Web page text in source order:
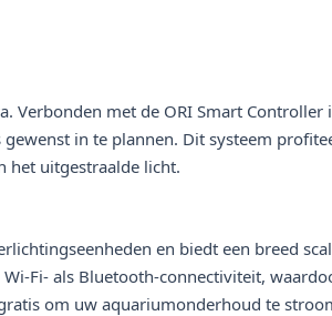
Verbonden met de ORI Smart
in te plannen. Dit systeem
het uitgestraalde licht.
en biedt een breed
Fi- als Bluetooth-connectiviteit,
om uw aquariumonderhoud te